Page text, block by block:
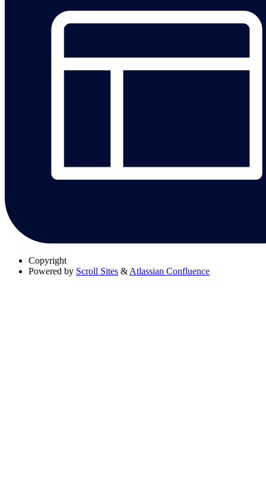
Copyright
Powered by Scroll Sites & Atlassian Confluence